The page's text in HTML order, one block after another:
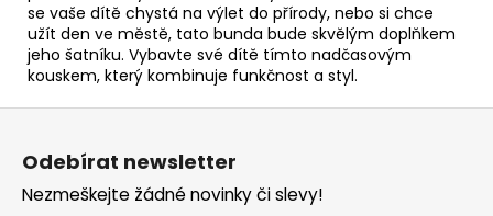
se vaše dítě chystá na výlet do přírody, nebo si chce
užít den ve městě, tato bunda bude skvělým doplňkem
jeho šatníku. Vybavte své dítě tímto nadčasovým
kouskem, který kombinuje funkčnost a styl.
Z
Odebírat newsletter
Nezmeškejte žádné novinky či slevy!